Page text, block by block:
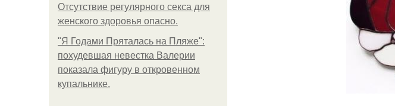
Отсутствие регулярного секса для
женского здоровья опасно.
"Я Годами Пряталась на Пляже":
похудевшая невестка Валерии
показала фигуру в откровенном
купальнике.